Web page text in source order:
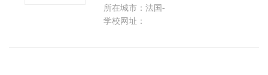
所在城市：法国-
学校网址：